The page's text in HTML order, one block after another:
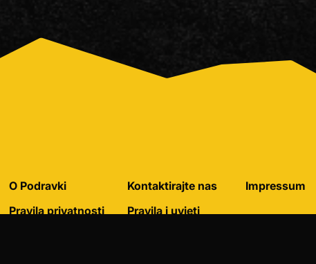
O Podravki
Pravila privatnosti
Kontaktirajte nas
Pravila i uvjeti
Impressum